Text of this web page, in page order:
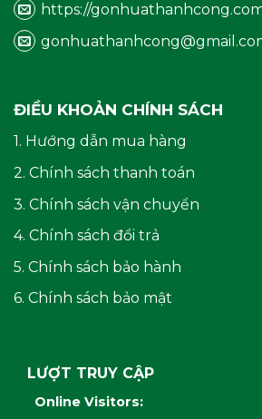
https://
ĐIỀU KHOẢN CHÍNH SÁCH
1. Hướng dẫn mua hàng
2. Chính sách thanh toán
3. Chính sách vận chuyển
4. Chính sách đổi trả
5. Chính sách bảo hành
6. Chính sách bảo mật
LƯỢT TRUY CẬP
Online Visitors: